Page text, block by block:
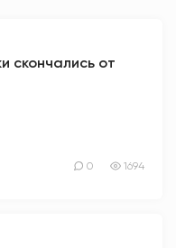
скончались от
0 1694